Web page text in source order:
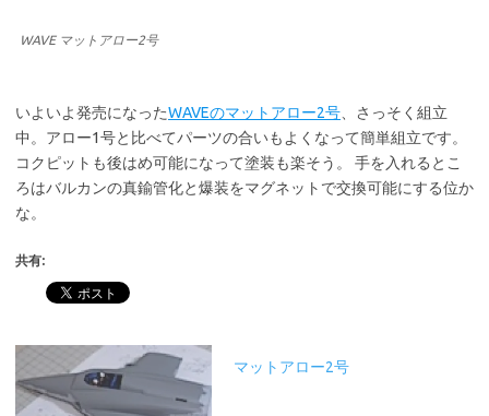
WAVE マットアロー2号
いよいよ発売になったWAVEのマットアロー2号 、さっそく組立
中。アロー1号と比べてパーツの合いもよくなって簡単組立です。
コクピットも後はめ可能になって塗装も楽そう。 手を入れるとこ
ろはバルカンの真鍮管化と爆装をマグネットで交換可能にする位か
な。
共有:
マットアロー2号